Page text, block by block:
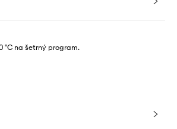
°C na šetrný program.